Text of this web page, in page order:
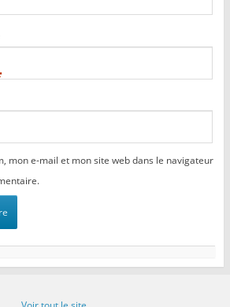
mon e-mail et mon site web dans le navigateur